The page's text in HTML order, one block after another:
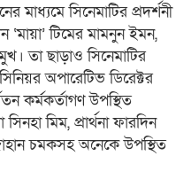
সিনেমাটির প্রদর্শনী
টিমের মামনুন ইমন,
তা ছাড়াও সিনেমাটির
অপারেটিভ ডিরেক্টর
কর্মকর্তাগণ উপস্থিত
মিম, প্রার্থনা ফারদিন
চমকসহ অনেকে উপস্থিত